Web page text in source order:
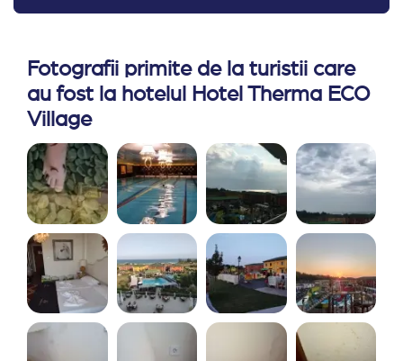
numai chicken dish, beef dish, fără alte detalii…
mănânci. Dacă nu există pretenții exagerate, totul a
fost comestibil și divers. Personalul însă părea că
fuge de turiști, greu și cu engleza uneori. Dar a fost
plăcut că nu era foarte aglomerat, nimerind înainte
de vacanța școlară. În zona de vile a fost chiar
liniște, deși seara au fost ceva activități cu muzică
și dans. S-au organizat și cu mini disco pentru cei
mici, dar din păcate nu erau mulți copilași. PS:
pozele sunt de la plecare. Erau 2 băi, dar am
fotografiat numai una, din grabă. Am avut Vilă
Premiere (2 dormitoare sus și living imens jos, 2
băi).
Fotografii primite de la turistii care
au fost la hotelul Hotel Therma ECO
Village